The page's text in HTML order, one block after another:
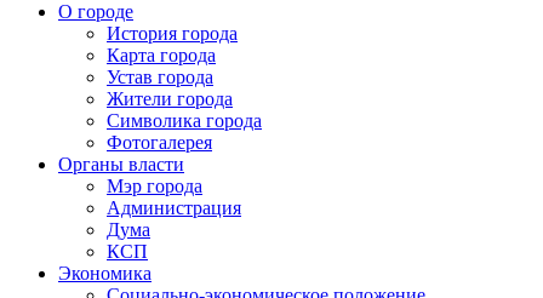
О городе
История города
Карта города
Устав города
Жители города
Символика города
Фотогалерея
Органы власти
Мэр города
Администрация
Дума
КСП
Экономика